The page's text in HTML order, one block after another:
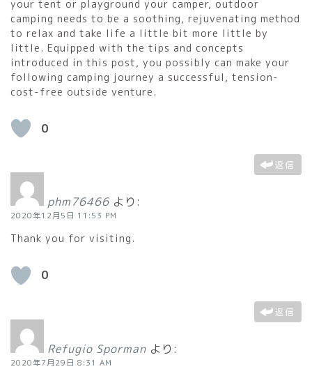
your tent or playground your camper, outdoor
camping needs to be a soothing, rejuvenating method
to relax and take life a little bit more little by
little. Equipped with the tips and concepts
introduced in this post, you possibly can make your
following camping journey a successful, tension-
cost-free outside venture.
0
返信
phm76466 より:
2020年12月5日 11:53 PM
Thank you for visiting.
0
返信
Refugio Sporman より:
2020年7月29日 8:31 AM